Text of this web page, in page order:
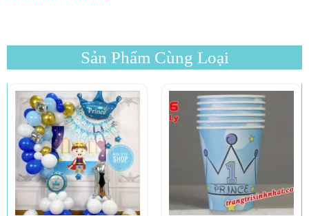
Sản Phẩm Cùng Loại